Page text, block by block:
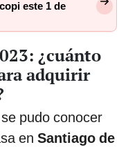
este 1 de
¿cuánto
adquirir
pudo conocer
en Santiago de